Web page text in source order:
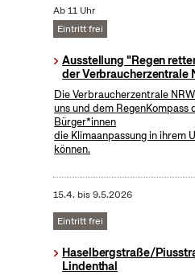
Ab 11 Uhr
Eintritt frei
Ausstellung "Regen
der Verbraucherzentrale
Die Verbraucherzentrale
uns und dem RegenKompass
Bürger*innen
die Klimaanpassung in ihrem
können.
15.4. bis9.5.2026
Eintritt frei
Haselbergstraße/
Lindenthal